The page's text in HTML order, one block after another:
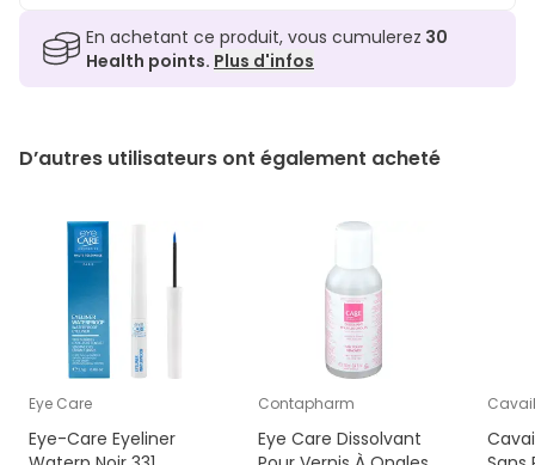
En achetant ce produit, vous cumulerez 30
Health points. Plus d'infos
D’autres utilisateurs ont également acheté
Eye Care
Eye-Care Eyeliner
Contapharm
Eye Care Dissolvant